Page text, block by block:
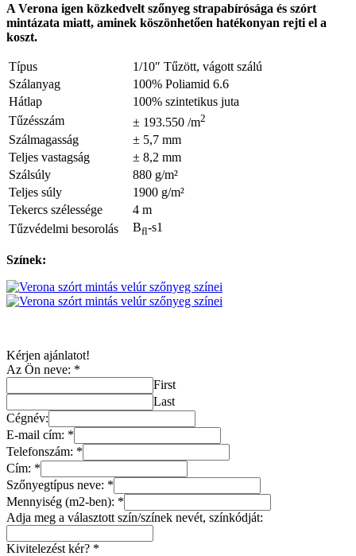
A Verona igen közkedvelt szőnyeg strapabírósága és szórt
mintázata miatt, aminek köszönhetően hatékonyan rejti el a
koszt.
Típus
1/10″ Tűzött, vágott szálú
Szálanyag
100% Poliamid 6.6
Hátlap
100% szintetikus juta
Tűzésszám
± 193.550 /m2
Szálmagasság
± 5,7 mm
Teljes vastagság
± 8,2 mm
Szálsúly
880 g/m²
Teljes súly
1900 g/m²
Tekercs szélessége
4 m
Tűzvédelmi besorolás
Bfl-s1
Színek:
Kérjen ajánlatot!
Az Ön neve: *
First
Last
Cégnév:
E-mail cím: *
Telefonszám: *
Cím: *
Szőnyegtípus neve: *
Mennyiség (m2-ben): *
Adja meg a választott szín/színek nevét, színkódját:
Kivitelezést kér? *